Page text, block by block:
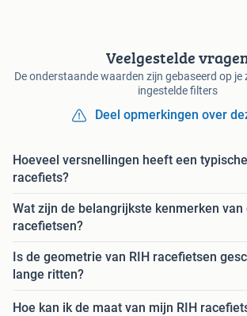
Veelgestelde
De onderstaande waarden zijn gebaseerd op je
ingestelde filters
Deel opmerkingen over
Hoeveel versnellingen heeft een
racefiets?
Wat zijn de belangrijkste kenmerken van
racefietsen?
Is de geometrie van RIH racefietsen
lange ritten?
Hoe kan ik de maat van mijn RIH